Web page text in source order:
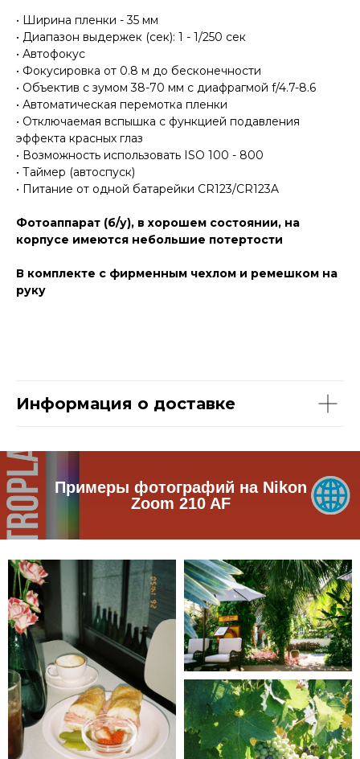
• Ширина пленки - 35 мм
• Диапазон выдержек (сек): 1 - 1/250 сек
• Автофокус
• Фокусировка от 0.8 м до бесконечности
• Объектив с зумом 38-70 мм с диафрагмой f/4.7-8.6
• Автоматическая перемотка пленки
• Отключаемая вспышка с функцией подавления
эффекта красных глаз
• Возможность использовать ISO 100 - 800
• Таймер (автоспуск)
• Питание от одной батарейки CR123/CR123A
Фотоаппарат (б/у), в хорошем состоянии, на
корпусе имеются небольшие потертости
В комплекте с фирменным чехлом и ремешком на
руку
Информация о доставке
Примеры фотографий на Nikon
Zoom 210 AF